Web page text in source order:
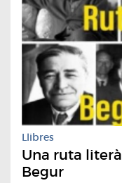
Llibres
Una ruta
Begur